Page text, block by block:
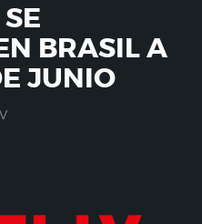
BRASIL A
JUNIO